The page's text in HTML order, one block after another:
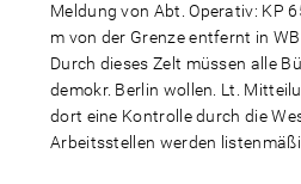
Meldung von Abt. Operativ: KP
m von der Grenze entfernt in
Durch dieses Zelt müssen alle
demokr. Berlin wollen. Lt.
dort eine Kontrolle durch die
Arbeitsstellen werden